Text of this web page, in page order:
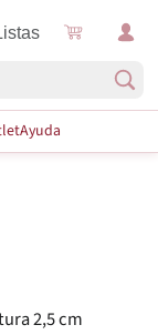
Ayuda
2,5 cm